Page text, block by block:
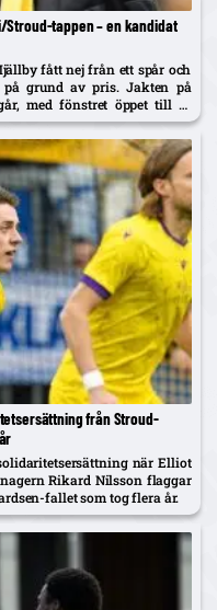
tappen – en kandidat
fått nej från ett spår och
grund av pris. Jakten på
med fönstret öppet till 31
från Stroud-
när Elliot
Rikard Nilsson flaggar
fallet som tog flera år.